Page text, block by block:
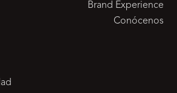
Brand Experience
Conócenos